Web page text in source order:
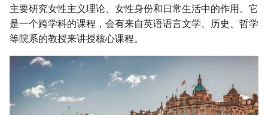
主要研究女性主义理论、女性身份和日常生活中的作用。它
是一个跨学科的课程，会有来自英语语言文学、历史、哲学
等院系的教授来讲授核心课程。